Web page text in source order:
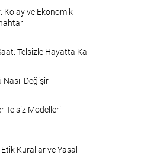
Kolay ve Ekonomik
Telsizle Hayatta Kal
Nasıl Değişir
Telsiz Modelleri
Kurallar ve Yasal